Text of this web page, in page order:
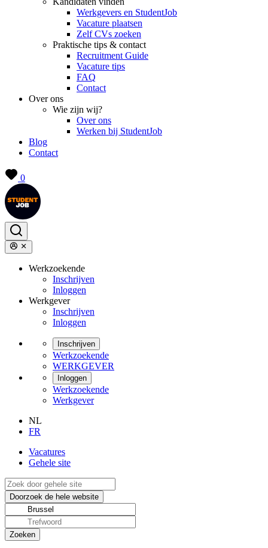
Werkgevers en StudentJob
Vacature plaatsen
Zelf CVs zoeken
Praktische tips & contact
Recruitment Guide
Vacature tips
FAQ
Contact
Over ons
Wie zijn wij?
Over ons
Werken bij StudentJob
Blog
Contact
0
Werkzoekende
Inschrijven
Inloggen
Werkgever
Inschrijven
Inloggen
Inschrijven
Werkzoekende
WERKGEVER
Inloggen
Werkzoekende
Werkgever
NL
FR
Vacatures
Gehele site